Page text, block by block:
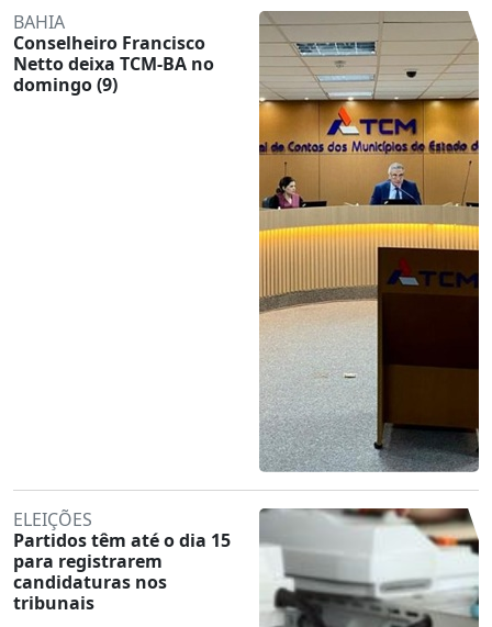
BAHIA
Conselheiro Francisco
Netto deixa TCM-BA no
domingo (9)
ELEIÇÕES
Partidos têm até o dia 15
para registrarem
candidaturas nos
tribunais